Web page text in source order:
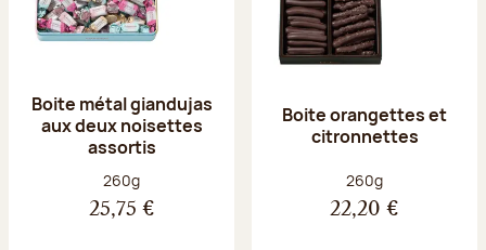
Boite métal giandujas
aux deux noisettes
assortis
Poids net :
260g
25,75 €
Boite orangettes et
citronnettes
Poids net :
260g
22,20 €